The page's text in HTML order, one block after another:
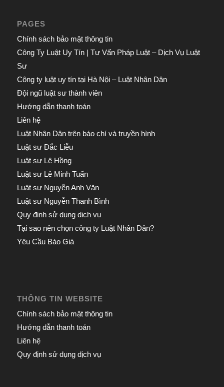
PAGES
Chính sách bảo mật thông tin
Công Ty Luật Uy Tín | Tư Vấn Pháp Luật – Dịch Vụ Luật
Sư
Công ty luật uy tín tại Hà Nội – Luật Nhân Dân
Đội ngũ luật sư thành viên
Hướng dẫn thanh toán
Liên hệ
Luật Nhân Dân trên báo chí và truyền hình
Luật sư Đắc Liễu
Luật sư Lê Hồng
Luật sư Lê Minh Tuấn
Luật sư Nguyễn Anh Văn
Luật sư Nguyễn Thanh Bình
Quy định sử dụng dịch vụ
Tại sao nên chọn công ty Luật Nhân Dân?
Yêu Cầu Báo Giá
THÔNG TIN WEBSITE
Chính sách bảo mật thông tin
Hướng dẫn thanh toán
Liên hệ
Quy định sử dụng dịch vụ